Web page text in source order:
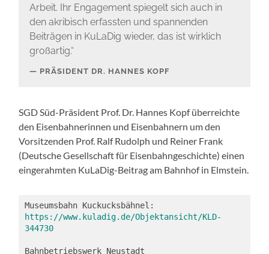
Arbeit. Ihr Engagement spiegelt sich auch in
den akribisch erfassten und spannenden
Beiträgen in KuLaDig wieder, das ist wirklich
großartig.“
PRÄSIDENT DR. HANNES KOPF
SGD Süd-Präsident Prof. Dr. Hannes Kopf überreichte
den Eisenbahnerinnen und Eisenbahnern um den
Vorsitzenden Prof. Ralf Rudolph und Reiner Frank
(Deutsche Gesellschaft für Eisenbahngeschichte) einen
eingerahmten KuLaDig-Beitrag am Bahnhof in Elmstein.
https://www.kuladig.de/Objektansicht/KLD-
344730